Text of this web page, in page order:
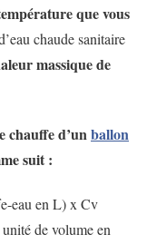
que vous
chaude sanitaire
massique de
chauffe d’unballon
suit :
eau en L) x Cv
de volume en